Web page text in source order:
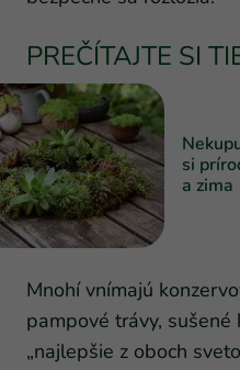
PREČÍTAJTE SI
si
a zima
Mnohí vnímajú
pampové trávy, sušené
„najlepšie z oboch